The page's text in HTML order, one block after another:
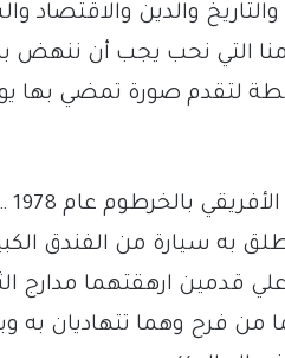
والدين والاقتصاد
التي نحب يجب أن ننهض
لتقدم صورة تمضي بها
به سيارة من الفندق
ارهقتهما مدارج
من فرح وهما تتهاديان به